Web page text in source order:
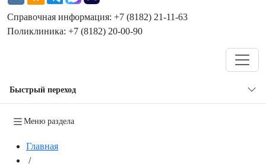
Справочная информация: +7 (8182) 21-11-63
Поликлиника: +7 (8182) 20-00-90
Быстрый переход
Меню раздела
Главная
/